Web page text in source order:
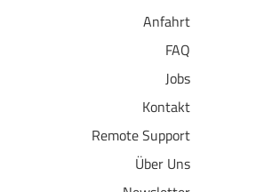
Anfahrt
FAQ
Jobs
Kontakt
Remote Support
Über Uns